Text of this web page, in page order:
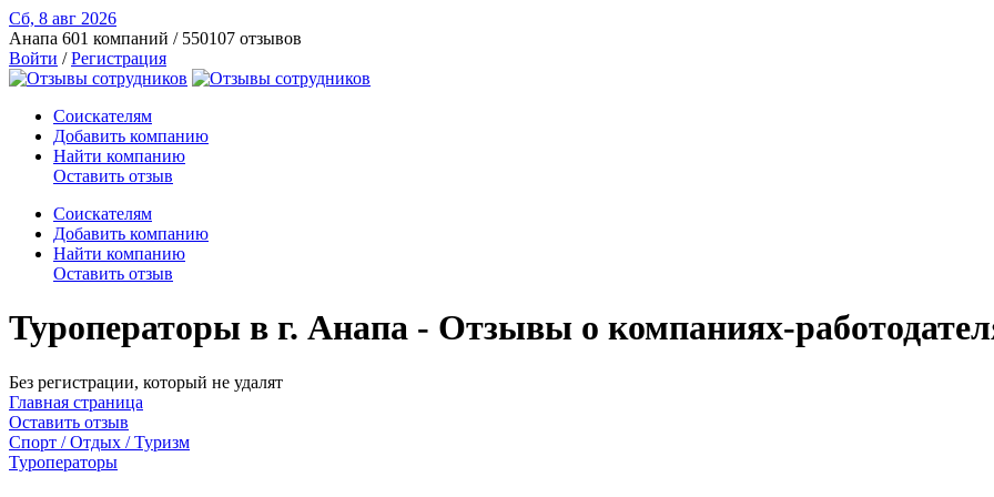
Сб, 8 авг 2026
Анапа 601 компаний / 550107 отзывов
Войти /Регистрация
Соискателям
Добавить компанию
Найти компанию
Оставить отзыв
Соискателям
Добавить компанию
Найти компанию
Оставить отзыв
Туроператоры в г. Анапа - Отзывы о компаниях-
Без регистрации, который не удалят
Главная страница
Оставить отзыв
Спорт / Отдых / Туризм
Туроператоры